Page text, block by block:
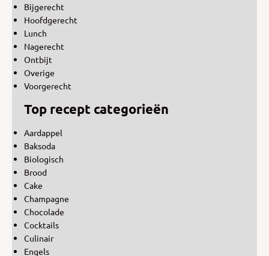
Bijgerecht
Hoofdgerecht
Lunch
Nagerecht
Ontbijt
Overige
Voorgerecht
Top recept categorieën
Aardappel
Baksoda
Biologisch
Brood
Cake
Champagne
Chocolade
Cocktails
Culinair
Engels